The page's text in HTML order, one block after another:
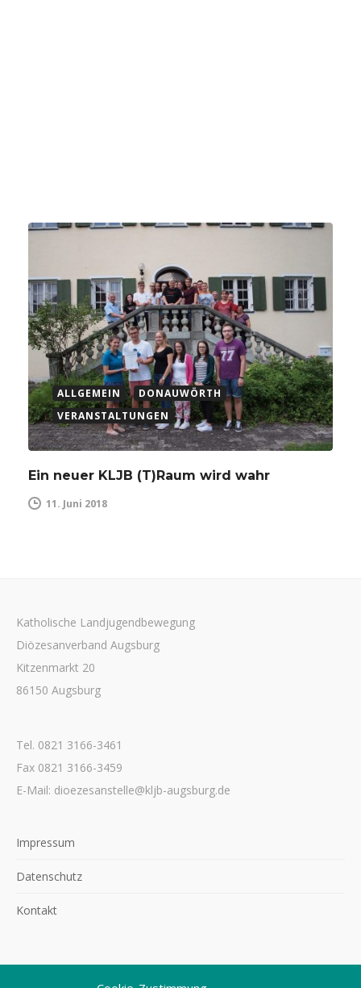
ALLGEMEIN
DONAUWÖRTH
VERANSTALTUNGEN
Ein neuer KLJB (T)Raum wird wahr
11. Juni 2018
Katholische Landjugendbewegung
Diözesanverband Augsburg
Kitzenmarkt 20
86150 Augsburg
Tel. 0821 3166-3461
Fax 0821 3166-3459
E-Mail: dioezesanstelle@kljb-augsburg.de
Impressum
Datenschutz
Kontakt